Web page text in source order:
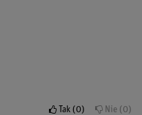
Tak 0 Nie 0